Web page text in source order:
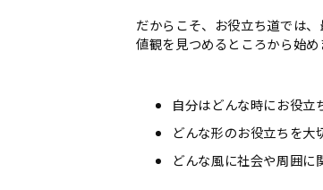
だからこそ、お役立ち道では
値観を見つめるところから始め
自分はどんな時にお役立
どんな形のお役立ちを大
どんな風に社会や周囲に